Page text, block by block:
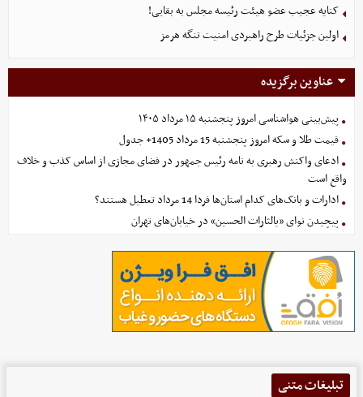
کنایه عجیب عضو هیئت رئیسه مجلس به بقایی!
اولین جزئیات طرح راهبردی امنیت تنگه هرمز
عناوین برگزیده
پیش‌بینی هواشناسی امروز پنجشنبه ۱۵ مرداد ۱۴۰۵
قیمت طلا و سکه امروز پنجشنبه 15 مرداد 1405+ جدول
ادعای واکنش رهبری به نامه رئیس جمهور در فضای مجازی از اساس کذب و خلاف
واقع است
ادارات و بانک‌های کدام استان‌ها فردا 14 مرداد تعطیل هستند؟
پیچیدن نوای «یالثارات الحسین» در خیابان‌های تهران
تبلیغات متنی